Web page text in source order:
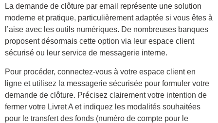
La demande de clôture par email représente une solution
moderne et pratique, particulièrement adaptée si vous êtes à
l’aise avec les outils numériques. De nombreuses banques
proposent désormais cette option via leur espace client
sécurisé ou leur service de messagerie interne.
Pour procéder, connectez-vous à votre espace client en
ligne et utilisez la messagerie sécurisée pour formuler votre
demande de clôture. Précisez clairement votre intention de
fermer votre Livret A et indiquez les modalités souhaitées
pour le transfert des fonds (numéro de compte pour le